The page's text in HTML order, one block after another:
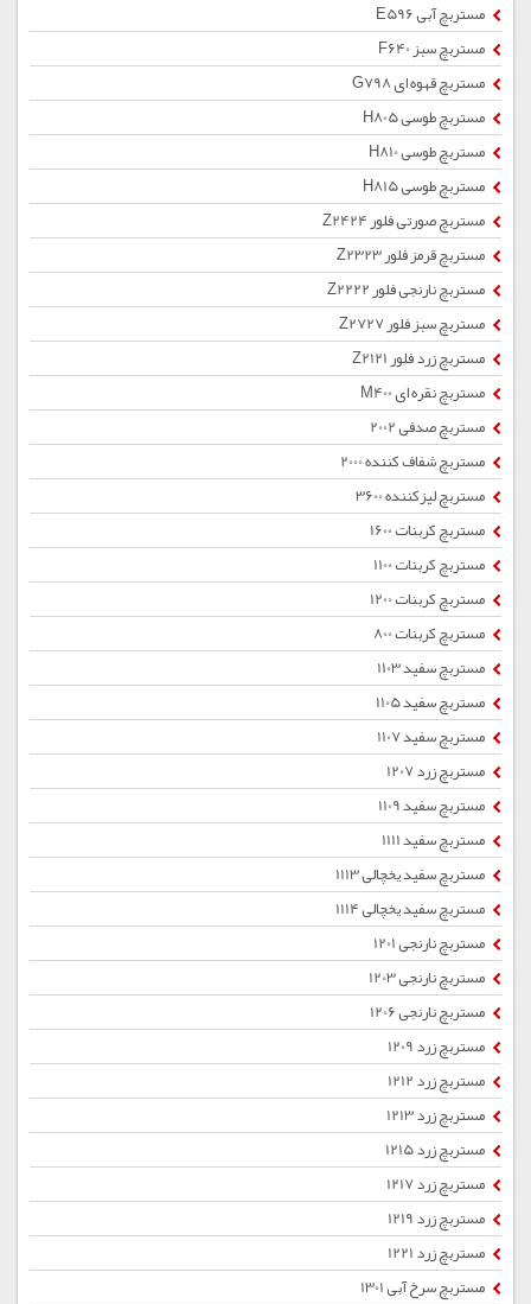
مستربچ آبی E596
مستربچ سبز F640
مستربچ قهوه ای G798
مستربچ طوسی H805
مستربچ طوسی H810
مستربچ طوسی H815
مستربچ صورتی فلور Z2424
مستربچ قرمز فلور Z2323
مستربچ نارنجی فلور Z2222
مستربچ سبز فلور Z2727
مستربچ زرد فلور Z2121
مستربچ نقره ای M400
مستربچ صدفی 2002
مستربچ شفاف کننده 2000
مستربچ لیزکننده 3600
مستربچ کربنات 1600
مستربچ کربنات 1100
مستربچ کربنات 1200
مستربچ کربنات 800
مستربچ سفید 1103
مستربچ سفید 1105
مستربچ سفید 1107
مستربچ زرد 1207
مستربچ سفید 1109
مستربچ سفید 1111
مستربچ سفید یخچالی 1113
مستربچ سفید یخچالی 1114
مستربچ نارنجی 1201
مستربچ نارنجی 1203
مستربچ نارنجی 1206
مستربچ زرد 1209
مستربچ زرد 1212
مستربچ زرد 1213
مستربچ زرد 1215
مستربچ زرد 1217
مستربچ زرد 1219
مستربچ زرد 1221
مستربچ سرخ آبی 1301